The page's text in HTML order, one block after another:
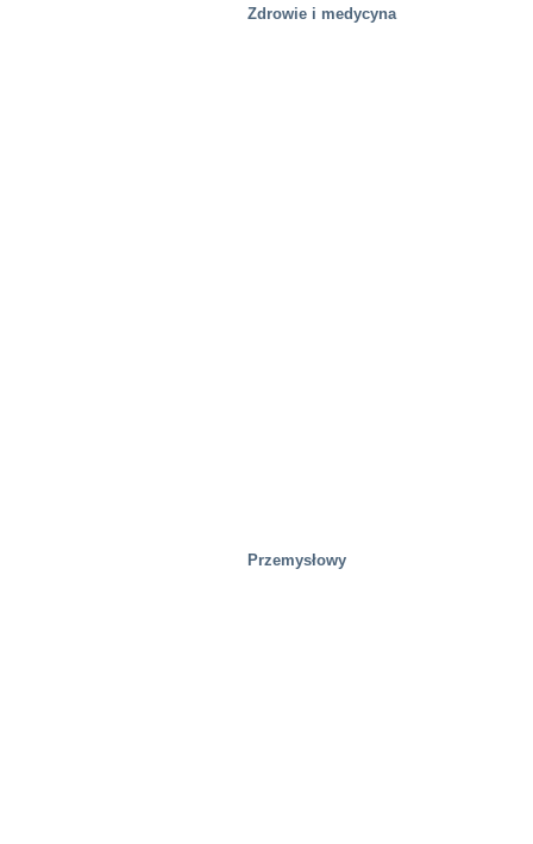
Rozwiązania specjalne
Huty stali
Zdrowie i medycyna
Przemysłowy